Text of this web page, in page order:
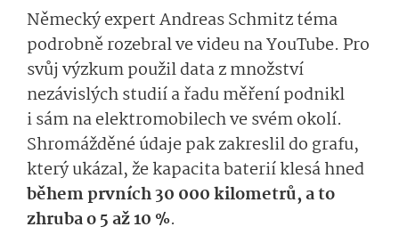
Německý expert Andreas Schmitz téma
podrobně rozebral ve videu na YouTube. Pro
svůj výzkum použil data z množství
nezávislých studií a řadu měření podnikl
i sám na elektromobilech ve svém okolí.
Shromážděné údaje pak zakreslil do grafu,
který ukázal, že kapacita baterií klesá hned
během prvních 30 000 kilometrů, a to
zhruba o 5 až 10 %.